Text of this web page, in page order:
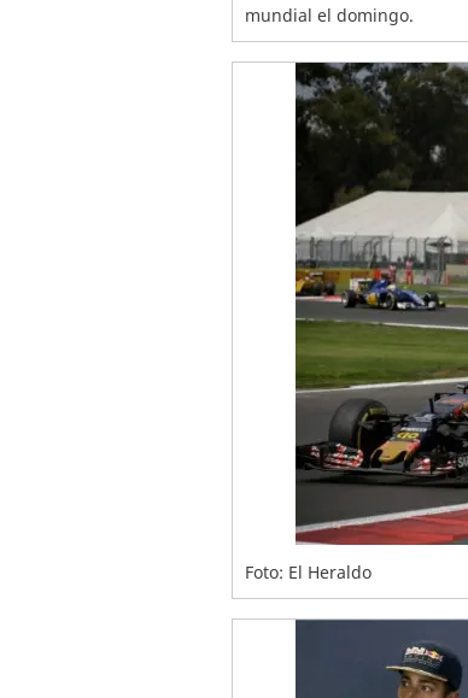
mundial el domingo.
Foto: El Heraldo